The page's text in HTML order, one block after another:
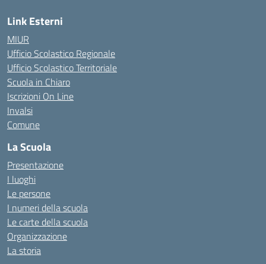
Link Esterni
MIUR
Ufficio Scolastico Regionale
Ufficio Scolastico Territoriale
Scuola in Chiaro
Iscrizioni On Line
Invalsi
Comune
La Scuola
Presentazione
I luoghi
Le persone
I numeri della scuola
Le carte della scuola
Organizzazione
La storia